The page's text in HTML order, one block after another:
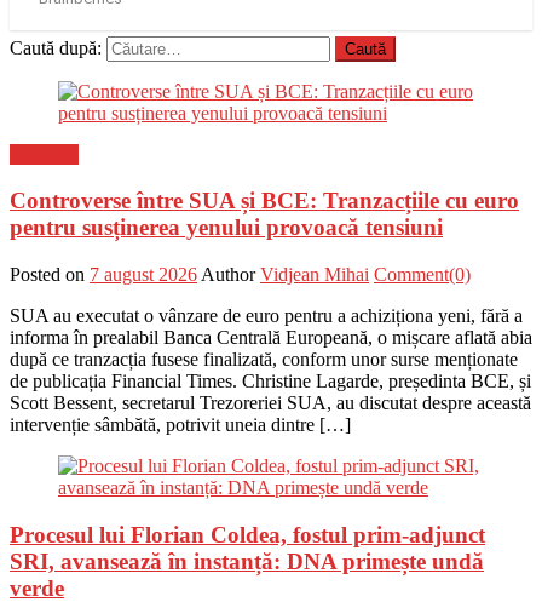
Caută după:
Controverse între SUA și BCE: Tranzacțiile cu euro
pentru susținerea yenului provoacă tensiuni
Posted on 7 august 2026 Author Vidjean Mihai Comment(0)
SUA au executat o vânzare de euro pentru a achiziționa yeni, fără a
informa în prealabil Banca Centrală Europeană, o mișcare aflată abia
după ce tranzacția fusese finalizată, conform unor surse menționate
de publicația Financial Times. Christine Lagarde, președinta BCE, și
Scott Bessent, secretarul Trezoreriei SUA, au discutat despre această
intervenție sâmbătă, potrivit uneia dintre […]
Procesul lui Florian Coldea, fostul prim-adjunct
SRI, avansează în instanță: DNA primește undă
verde